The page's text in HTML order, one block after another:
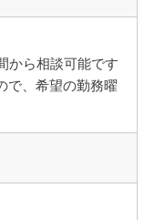
から相談可能です
で、希望の勤務曜